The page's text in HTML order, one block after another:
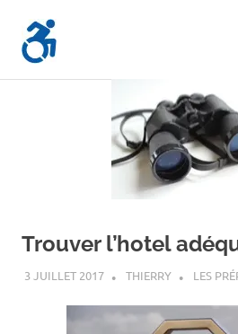
content
En-
Trouver l’hotel
3 JUILLET 2017 THIERRY LES